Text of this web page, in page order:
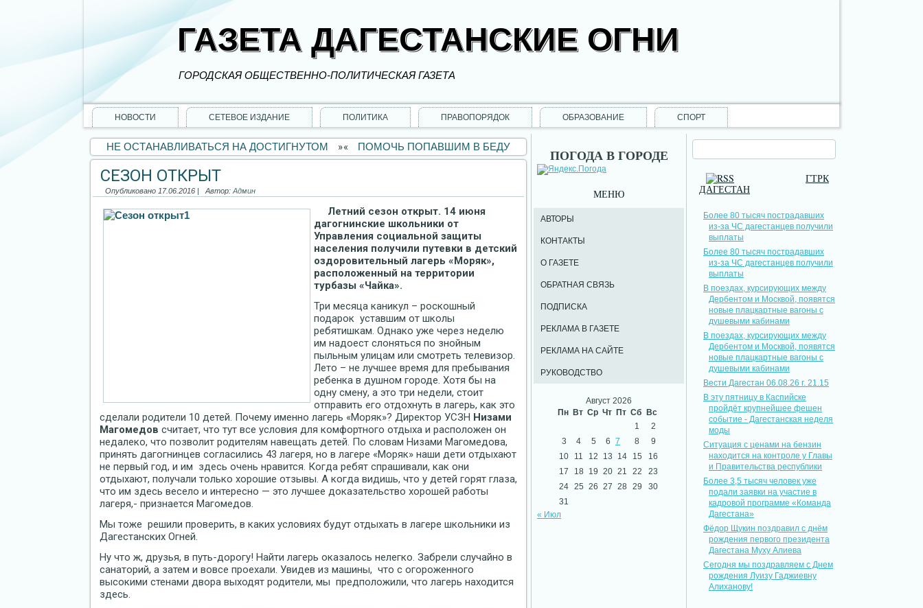
ГАЗЕТА ДАГЕСТАНСКИЕ ОГНИ
ГОРОДСКАЯ ОБЩЕСТВЕННО-ПОЛИТИЧЕСКАЯ ГАЗЕТА
НОВОСТИ СЕТЕВОЕ ИЗДАНИЕ ПОЛИТИКА ПРАВОПОРЯДОК ОБРАЗОВАНИЕ СПОРТ
НЕ ОСТАНАВЛИВАТЬСЯ НА ДОСТИГНУТОМ »« ПОМОЧЬ ПОПАВШИМ В БЕДУ
СЕЗОН ОТКРЫТ
Опубликовано 17.06.2016 | Автор: Админ
Летний сезон открыт. 14 июня
дагогнинские школьники от
Управления социальной защиты
населения получили путевки в детский
оздоровительный лагерь «Моряк»,
расположенный на территории
турбазы «Чайка».
Три месяца каникул – роскошный
подарок уставшим от школы
ребятишкам. Однако уже через неделю
им надоест слоняться по знойным
пыльным улицам или смотреть телевизор.
Лето – не лучшее время для пребывания
ребенка в душном городе. Хотя бы на
одну смену, а это три недели, стоит
отправить его отдохнуть в лагерь, как это
сделали родители 10 детей. Почему именно лагерь «Моряк»? Директор УСЗН Низами
Магомедов считает, что тут все условия для комфортного отдыха и расположен он
недалеко, что позволит родителям навещать детей. По словам Низами Магомедова,
принять дагогнинцев согласились 43 лагеря, но в лагере «Моряк» наши дети отдыхают
не первый год, и им здесь очень нравится. Когда ребят спрашивали, как они
отдыхают, получали только хорошие отзывы. А когда видишь, что у детей горят глаза,
что им здесь весело и интересно — это лучшее доказательство хорошей работы
лагеря,- признается Магомедов.
Мы тоже решили проверить, в каких условиях будут отдыхать в лагере школьники из
Дагестанских Огней.
Ну что ж, друзья, в путь-дорогу! Найти лагерь оказалось нелегко. Забрели случайно в
санаторий, а затем и вовсе проехали. Увидев из машины, что с огороженного
высокими стенами двора выходят родители, мы предположили, что лагерь находится
здесь.
ПОГОДА В ГОРОДЕ
МЕНЮ
АВТОРЫ
КОНТАКТЫ
О ГАЗЕТЕ
ОБРАТНАЯ СВЯЗЬ
ПОДПИСКА
РЕКЛАМА В ГАЗЕТЕ
РЕКЛАМА НА САЙТЕ
РУКОВОДСТВО
Август 2026
Пн Вт Ср Чт Пт Сб
Вс
1
2
3
4 5 6 7 8
9
10
11 12 13 14 15
16
17
18 19 20 21 22
23
24 25 26 27 28 29
30
31
« Июл
ГТРК
ДАГЕСТАН
Более 80 тысяч пострадавших
из-за ЧС дагестанцев получили
выплаты
Более 80 тысяч пострадавших
из-за ЧС дагестанцев получили
выплаты
В поездах, курсирующих между
Дербентом и Москвой, появятся
новые плацкартные вагоны с
душевыми кабинами
В поездах, курсирующих между
Дербентом и Москвой, появятся
новые плацкартные вагоны с
душевыми кабинами
Вести Дагестан 06.08.26 г. 21.15
В эту пятницу в Каспийске
пройдёт крупнейшее фешен
событие - Дагестанская неделя
моды
Ситуация с ценами на бензин
находится на контроле у Главы
и Правительства республики
Более 3,5 тысяч человек уже
подали заявки на участие в
кадровой программе «Команда
Дагестана»
Фёдор Щукин поздравил с днём
рождения первого президента
Дагестана Муху Алиева
Сегодня мы поздравляем с Днем
рождения Луизу Гаджиевну
Алиханову!